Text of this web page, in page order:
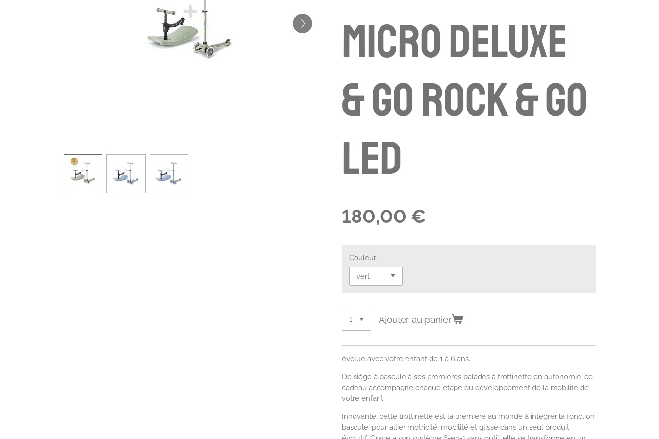
Micro Deluxe
& Go Rock & Go
LED
180,00 €
Couleur
Ajouter au panier
évolue avec votre enfant de 1 à 6 ans.
De siège à bascule à ses premières balades à trottinette en autonomie, ce
cadeau accompagne chaque étape du développement de la mobilité de
votre enfant.
Innovante, cette trottinette est la première au monde à intégrer la fonction
bascule, pour allier motricité, mobilité et glisse dans un seul produit